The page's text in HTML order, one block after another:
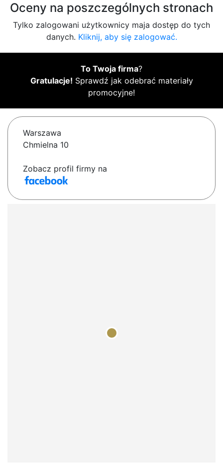
Oceny na poszczególnych stronach
Tylko zalogowani użytkownicy maja dostęp do tych
danych. Kliknij, aby się zalogować.
To Twoja firma?
Gratulacje! Sprawdź jak odebrać materiały
promocyjne!
Warszawa
Chmielna 10
Zobacz profil firmy na